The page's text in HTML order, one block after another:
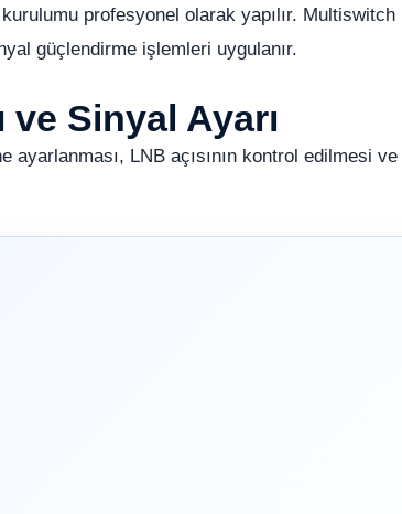
profesyonel olarak yapılır. Multiswitch
güçlendirme işlemleri uygulanır.
ve Sinyal Ayarı
LNB açısının kontrol edilmesi ve